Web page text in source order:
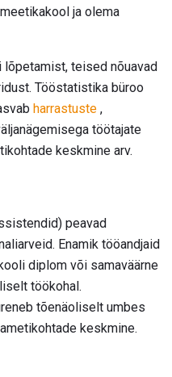
ja olema
teised nõuavad
Tööstatistika büroo
harrastuste ,
töötajate
keskmine arv.
peavad
Enamik tööandjaid
diplom või samaväärne
töökohal.
tõenäoliselt umbes
keskmine.